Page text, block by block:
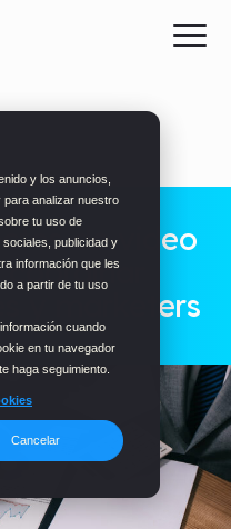
y los anuncios,
analizar nuestro
tu uso de
publicidad y
información que les
a partir de tu uso
cuando
en tu navegador
haga seguimiento.
Cancelar
de video
y marketers